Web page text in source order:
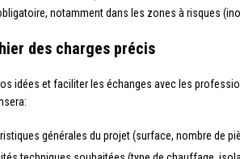
notamment dans les zones à risques
des charges précis
idées et faciliter les échanges avec les
générales du projet (surface, nombre de